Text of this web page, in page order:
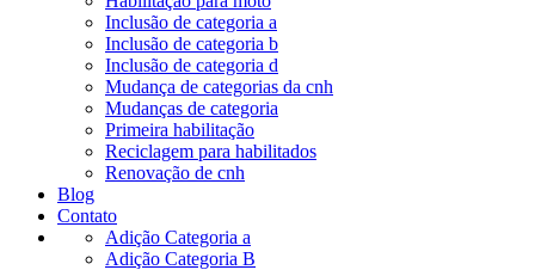
Inclusão de categoria a
Inclusão de categoria b
Inclusão de categoria d
Mudança de categorias da cnh
Mudanças de categoria
Primeira habilitação
Reciclagem para habilitados
Renovação de cnh
Blog
Contato
Adição Categoria a
Adição Categoria B